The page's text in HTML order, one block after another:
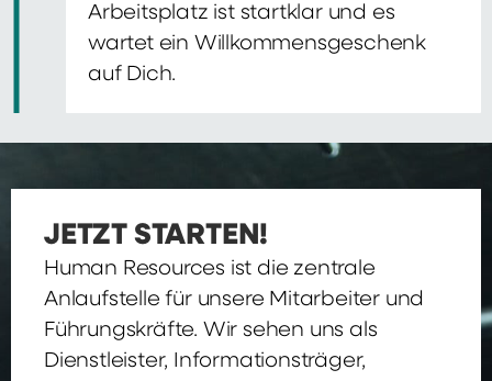
Arbeitsplatz ist startklar und es
wartet ein Willkommensgeschenk
auf Dich.
JETZT STARTEN!
Human Resources ist die zentrale
Anlaufstelle für unsere Mitarbeiter und
Führungskräfte. Wir sehen uns als
Dienstleister, Informationsträger,